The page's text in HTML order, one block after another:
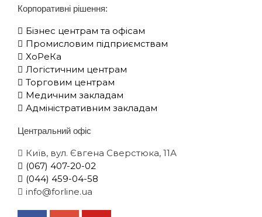
Корпоративні рішення:
Бізнес центрам та офісам
Промисловим підприємствам
XоРеКа
Логістичним центрам
Торговим центрам
Медичним закладам
Адміністративним закладам
Центральний офіс
Київ, вул. Євгена Сверстюка, 11А
(067) 407-20-02
(044) 459-04-58
info@forline.ua